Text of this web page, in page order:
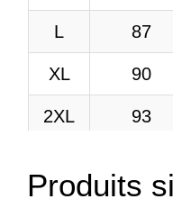
L 87
XL 90
2XL 93
4XL 100
Produits